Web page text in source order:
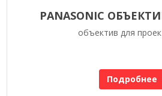
PANASONIC
объектив для
Подробнее